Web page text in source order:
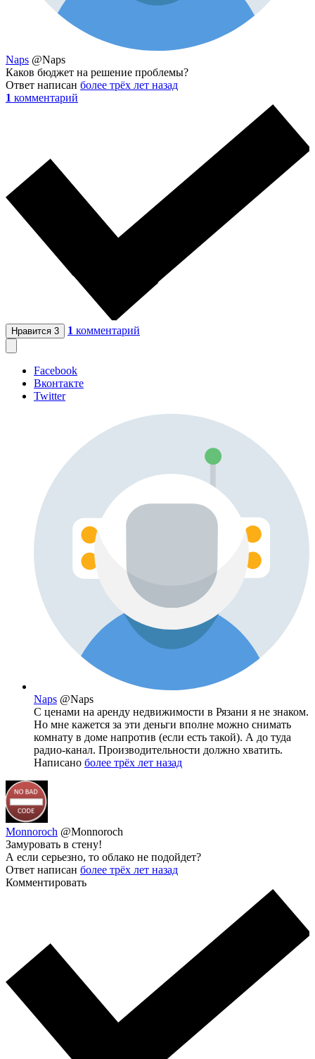
Naps @Naps
Каков бюджет на решение проблемы?
Ответ написан более трёх лет назад
1 комментарий
Нравится 3 1 комментарий
Facebook
Вконтакте
Twitter
Naps @Naps
С ценами на аренду недвижимости в Рязани я не знаком.
Но мне кажется за эти деньги вполне можно снимать
комнату в доме напротив (если есть такой). А до туда
радио-канал. Производительности должно хватить.
Написано более трёх лет назад
Monnoroch @Monnoroch
Замуровать в стену!
А если серьезно, то облако не подойдет?
Ответ написан более трёх лет назад
Комментировать